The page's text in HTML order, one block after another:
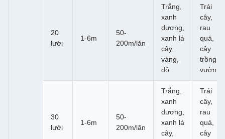
20
lưới
1-6m
50-
200m/lăn
Trắng,
xanh
dương,
xanh lá
cây,
vàng,
đỏ
Trái
cây,
rau
quả,
cây
trồng,
vườn
30
lưới
1-6m
50-
200m/lăn
Trắng,
xanh
dương,
xanh lá
cây,
Trái
cây,
rau
quả,
cây